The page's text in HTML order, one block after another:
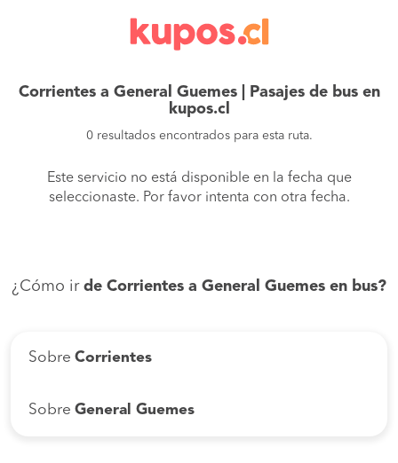
Corrientes a General Guemes | Pasajes de bus en
kupos.cl
0 resultados encontrados para esta ruta.
Este servicio no está disponible en la fecha que
seleccionaste. Por favor intenta con otra fecha.
¿Cómo ir de Corrientes a General Guemes en bus?
Sobre Corrientes
Sobre General Guemes